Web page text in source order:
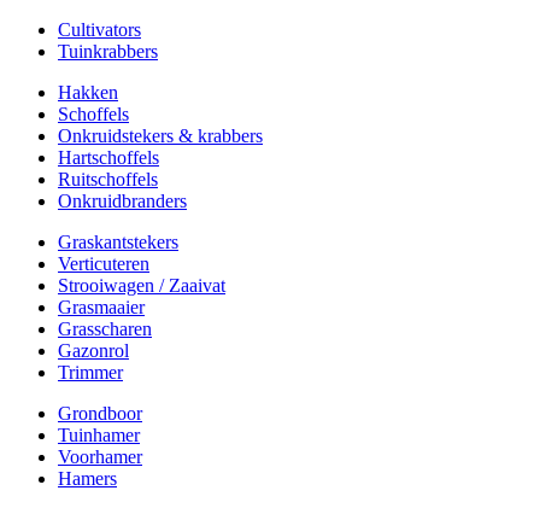
Cultivators
Tuinkrabbers
Hakken
Schoffels
Onkruidstekers & krabbers
Hartschoffels
Ruitschoffels
Onkruidbranders
Graskantstekers
Verticuteren
Strooiwagen / Zaaivat
Grasmaaier
Grasscharen
Gazonrol
Trimmer
Grondboor
Tuinhamer
Voorhamer
Hamers